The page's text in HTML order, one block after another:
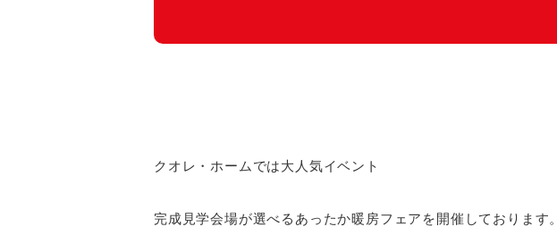
クオレ・ホームでは大人気イベント
完成見学会場が選べるあったか暖房フェアを開催しております。